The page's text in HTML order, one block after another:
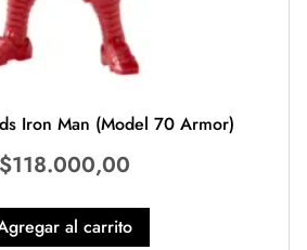
Iron Man (Model 70 Armor)
$118.000,00
al carrito